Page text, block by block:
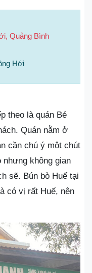
Quảng Bình
Hới
theo là quán Bé
Quán nằm ở
cần chú ý một chút
không gian
sẽ. Bún bò Huế tại
có vị rất Huế, nên